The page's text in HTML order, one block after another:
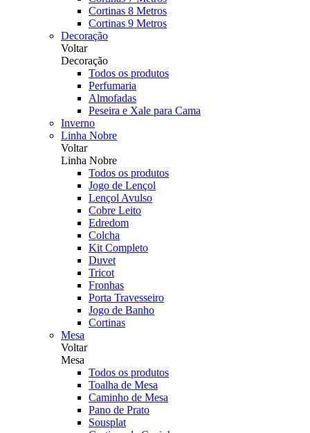
Cortinas 8 Metros
Cortinas 9 Metros
Decoração
Voltar
Decoração
Todos os produtos
Perfumaria
Almofadas
Peseira e Xale para Cama
Inverno
Linha Nobre
Voltar
Linha Nobre
Todos os produtos
Jogo de Lençol
Lençol Avulso
Cobre Leito
Edredom
Colcha
Kit Completo
Duvet
Tricot
Fronhas
Porta Travesseiro
Jogo de Banho
Cortinas
Mesa
Voltar
Mesa
Todos os produtos
Toalha de Mesa
Caminho de Mesa
Pano de Prato
Sousplat